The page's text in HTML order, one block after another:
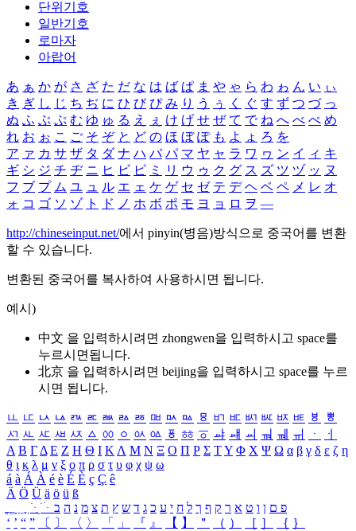
단위기호
일반기호
로마자
아랍어
あ ぁ か が さ ざ た だ な は ば ぱ ま や ゃ ら わ ゎ ん い ぃ
き ぎ し じ ち ぢ に ひ び ぴ み り う ぅ く ぐ す ず つ づ っ
ぬ ふ ぶ ぷ む ゆ ゅ る え ぇ け げ せ ぜ て で ね へ べ ぺ め
れ お ぉ こ ご そ ぞ と ど の ほ ぼ ぽ も よ ょ ろ を
ア ァ カ サ ザ タ ダ ナ ハ バ パ マ ヤ ャ ラ ワ ヮ ン イ ィ キ
ギ シ ジ チ ヂ ニ ヒ ビ ピ ミ リ ウ ゥ ク グ ス ズ ツ ヅ ッ ヌ
フ ブ プ ム ユ ュ ル エ ェ ケ ゲ セ ゼ テ デ ヘ ベ ペ メ レ オ
ォ コ ゴ ソ ゾ ト ド ノ ホ ボ ポ モ ヨ ョ ロ ヲ ―
http://chineseinput.net/에서 pinyin(병음)방식으로 중국어를 변환
할 수 있습니다.
변환된 중국어를 복사하여 사용하시면 됩니다.
예시)
中文 을 입력하시려면 zhongwen을 입력하시고 space를
누르시면됩니다.
北京 을 입력하시려면 beijing을 입력하시고 space를 누르
시면 됩니다.
ㅥ ㅦ ㅧ ㅨ ㅩ ㅪ ㅫ ㅬ ㅭ ㅮ ㅯ ㅰ ㅱ ㅲ ㅳ ㅴ ㅵ ㅶ ㅷ ㅸ
ㅹ
ㅺ ㅻ ㅼ ㅽ ㅾ ㅿ ㆀ ㆁ ㆂ ㆃ ㆄ ㆅ ㆆ ㆇ ㆈ ㆉ ㆊ ㆋ ㆌ ㆍ
ㆎ
Α Β ΓΔ Ε Ζ Η Θ Ι ΚΛ Μ Ν Ξ Ο Π Ρ Σ ΤΥ Φ Χ Ψ Ω α β γ δ ε ζ η
θ ι κ λ μ ν ξ ο π ρ σ τ υ φ χ ψ ω
á à Á À é è É È ç Ç ê
Ä Ö Ü ä ö ü ß
ִֶֹ ֻּ ׁׂ פ ם ן ו ט א ר ק ף ך ל ח י ע כ ג ד ש ץ ת צ מ נ ה ב
‘ ’ “ ” 〔 〕 〈 〉 「 」 『 』 【 】 ＂ （ ） ［ ］ ｛ ｝